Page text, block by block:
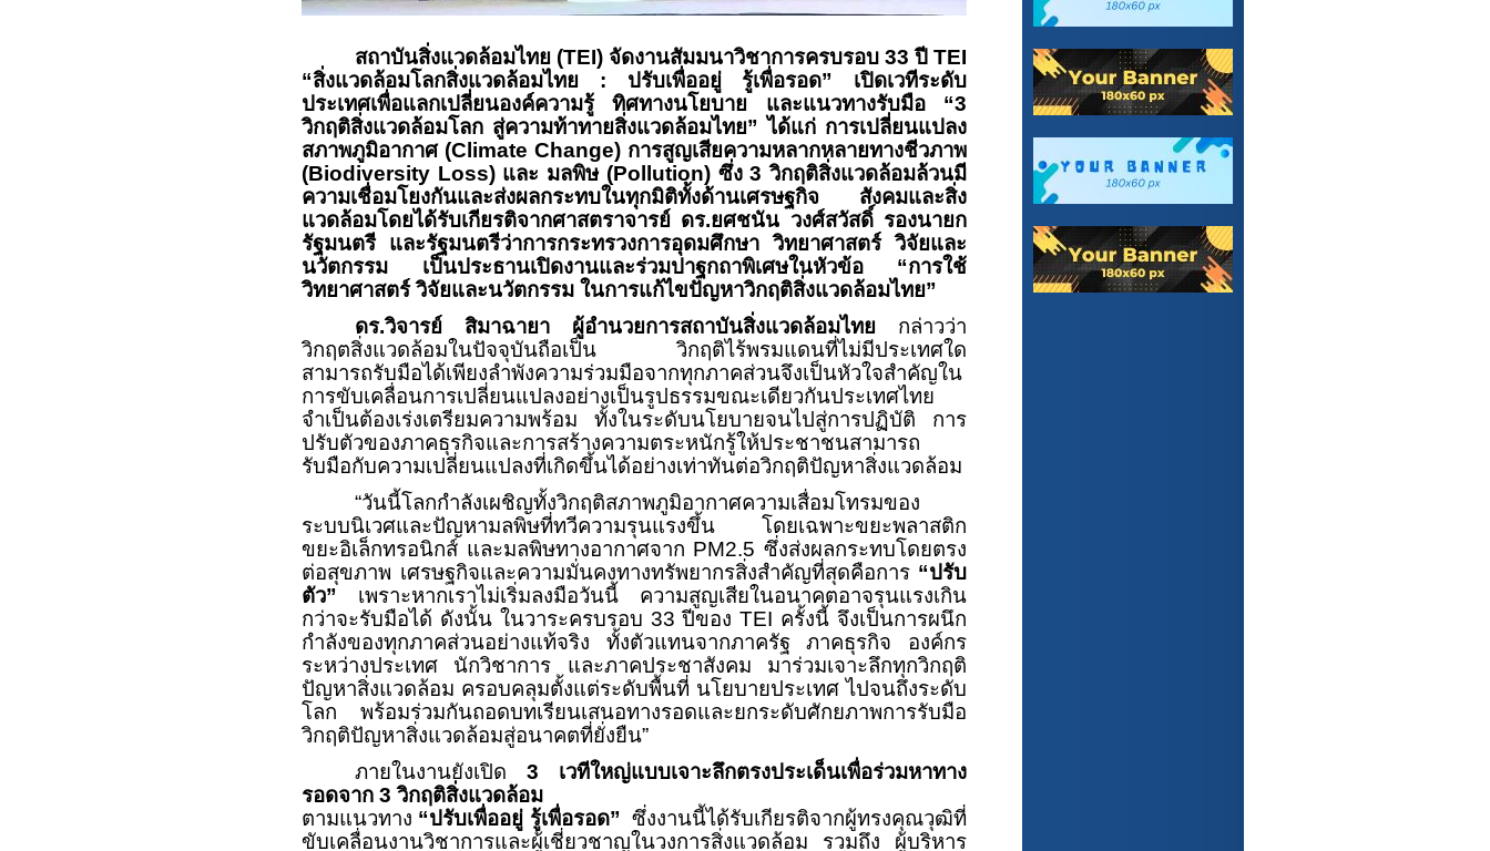
สถาบันสิ่งแวดล้อมไทย (TEI) จัดงานสัมมนาวิชาการครบรอบ 33 ปี TEI
“สิ่งแวดล้อมโลกสิ่งแวดล้อมไทย : ปรับเพื่ออยู่ รู้เพื่อรอด” เปิดเวทีระดับ
ประเทศเพื่อแลกเปลี่ยนองค์ความรู้ ทิศทางนโยบาย และแนวทางรับมือ “3
วิกฤติสิ่งแวดล้อมโลก สู่ความท้าทายสิ่งแวดล้อมไทย” ได้แก่ การเปลี่ยนแปลง
สภาพภูมิอากาศ (Climate Change) การสูญเสียความหลากหลายทางชีวภาพ
(Biodiversity Loss) และ มลพิษ (Pollution) ซึ่ง3วิกฤติสิ่งแวดล้อมล้วนมี
ความเชื่อมโยงกันและส่งผลกระทบในทุกมิติทั้งด้านเศรษฐกิจ สังคมและสิ่ง
แวดล้อมโดยได้รับเกียรติจากศาสตราจารย์ ดร.ยศชนัน วงศ์สวัสดิ์ รองนายก
รัฐมนตรี และรัฐมนตรีว่าการกระทรวงการอุดมศึกษา วิทยาศาสตร์ วิจัยและ
นวัตกรรม เป็นประธานเปิดงานและร่วมปาฐกถาพิเศษในหัวข้อ “การใช้
วิทยาศาสตร์ วิจัยและนวัตกรรม ในการแก้ไขปัญหาวิกฤติสิ่งแวดล้อมไทย”
ดร.วิจารย์ สิมาฉายา ผู้อำนวยการสถาบันสิ่งแวดล้อมไทย กล่าวว่า
วิกฤตสิ่งแวดล้อมในปัจจุบันถือเป็น วิกฤติไร้พรมแดนที่ไม่มีประเทศใด
สามารถรับมือได้เพียงลำพังความร่วมมือจากทุกภาคส่วนจึงเป็นหัวใจสำคัญใน
การขับเคลื่อนการเปลี่ยนแปลงอย่างเป็นรูปธรรมขณะเดียวกันประเทศไทย
จำเป็นต้องเร่งเตรียมความพร้อม ทั้งในระดับนโยบายจนไปสู่การปฏิบัติ การ
ปรับตัวของภาคธุรกิจและการสร้างความตระหนักรู้ให้ประชาชนสามารถ
รับมือกับความเปลี่ยนแปลงที่เกิดขึ้นได้อย่างเท่าทันต่อวิกฤติปัญหาสิ่งแวดล้อม
“วันนี้โลกกำลังเผชิญทั้งวิกฤติสภาพภูมิอากาศความเสื่อมโทรมของ
ระบบนิเวศและปัญหามลพิษที่ทวีความรุนแรงขึ้น โดยเฉพาะขยะพลาสติก
ขยะอิเล็กทรอนิกส์ และมลพิษทางอากาศจาก PM2.5 ซึ่งส่งผลกระทบโดยตรง
ต่อสุขภาพ เศรษฐกิจและความมั่นคงทางทรัพยากรสิ่งสำคัญที่สุดคือการ “ปรับ
ตัว” เพราะหากเราไม่เริ่มลงมือวันนี้ ความสูญเสียในอนาคตอาจรุนแรงเกิน
กว่าจะรับมือได้ ดังนั้น ในวาระครบรอบ 33 ปีของTEI ครั้งนี้ จึงเป็นการผนึก
กำลังของทุกภาคส่วนอย่างแท้จริง ทั้งตัวแทนจากภาครัฐ ภาคธุรกิจ องค์กร
ระหว่างประเทศ นักวิชาการ และภาคประชาสังคม มาร่วมเจาะลึกทุกวิกฤติ
ปัญหาสิ่งแวดล้อม ครอบคลุมตั้งแต่ระดับพื้นที่ นโยบายประเทศ ไปจนถึงระดับ
โลก พร้อมร่วมกันถอดบทเรียนเสนอทางรอดและยกระดับศักยภาพการรับมือ
วิกฤติปัญหาสิ่งแวดล้อมสู่อนาคตที่ยั่งยืน”
ภายในงานยังเปิด 3 เวทีใหญ่แบบเจาะลึกตรงประเด็นเพื่อร่วมหาทาง
รอดจาก 3 วิกฤติสิ่งแวดล้อม
ตามแนวทาง “ปรับเพื่ออยู่ รู้เพื่อรอด” ซึ่งงานนี้ได้รับเกียรติจากผู้ทรงคุณวุฒิที่
ขับเคลื่อนงานวิชาการและผู้เชี่ยวชาญในวงการสิ่งแวดล้อม รวมถึง ผู้บริหาร